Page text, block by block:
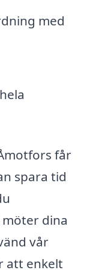
med
får
spara tid
dina
vår
att enkelt